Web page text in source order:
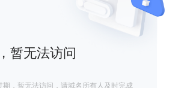
暂无法访问
，暂无法访问，请域名所有人及时完成